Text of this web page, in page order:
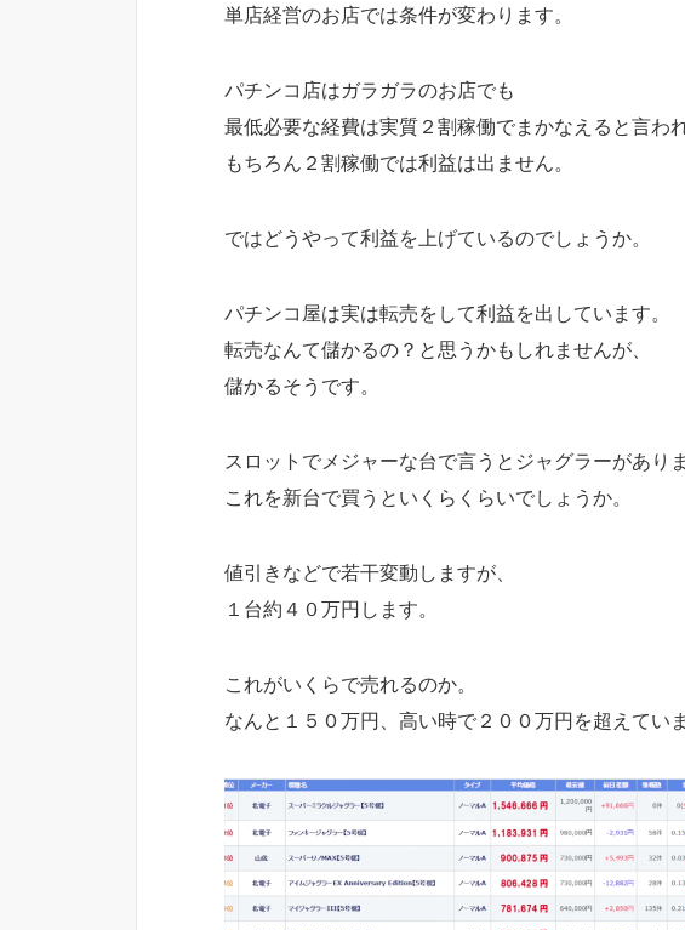
単店経営のお店では条件が変わります。
パチンコ店はガラガラのお店でも
最低必要な経費は実質２割稼働でまかなえると言わ
もちろん２割稼働では利益は出ません。
ではどうやって利益を上げているのでしょうか。
パチンコ屋は実は転売をして利益を出しています。
転売なんて儲かるの？と思うかもしれませんが、
儲かるそうです。
スロットでメジャーな台で言うとジャグラーがありま
これを新台で買うといくらくらいでしょうか。
値引きなどで若干変動しますが、
１台約４０万円します。
これがいくらで売れるのか。
なんと１５０万円、高い時で２００万円を超えていま